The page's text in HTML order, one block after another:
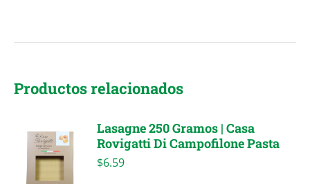
Productos relacionados
Lasagne 250 Gramos | Casa
Rovigatti Di Campofilone Pasta
$6.59